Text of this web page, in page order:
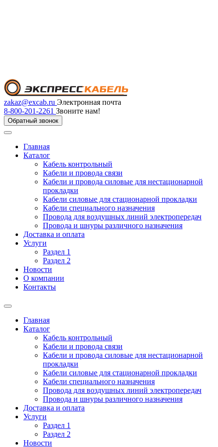
zakaz@excab.ru Электронная почта
8-800-201-2261 Звоните нам!
Обратный звонок
Главная
Каталог
Кабель контрольный
Кабели и провода связи
Кабели и провода силовые для нестационарной
прокладки
Кабели силовые для стационарной прокладки
Кабели специального назначения
Провода для воздушных линий электропередач
Провода и шнуры различного назначения
Доставка и оплата
Услуги
Раздел 1
Раздел 2
Новости
О компании
Контакты
Главная
Каталог
Кабель контрольный
Кабели и провода связи
Кабели и провода силовые для нестационарной
прокладки
Кабели силовые для стационарной прокладки
Кабели специального назначения
Провода для воздушных линий электропередач
Провода и шнуры различного назначения
Доставка и оплата
Услуги
Раздел 1
Раздел 2
Новости